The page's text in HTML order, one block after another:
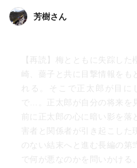
芳樹さん
【再読】梅とともに失踪した
崎、薔子と共に目撃情報をも
れる。そこで正太郎が目
で…。正太郎が自分の将来を
前に正太郎の心に暗い影を落
害者と関係者が引き起こした
のない結末へと進む長編の
で何が悪なのかを問いかける